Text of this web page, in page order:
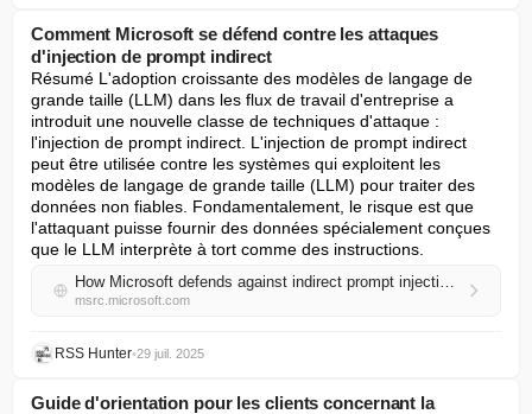
Comment Microsoft se défend contre les attaques
d'injection de prompt indirect
Résumé L'adoption croissante des modèles de langage de
grande taille (LLM) dans les flux de travail d'entreprise a
introduit une nouvelle classe de techniques d'attaque :
l'injection de prompt indirect. L'injection de prompt indirect
peut être utilisée contre les systèmes qui exploitent les
modèles de langage de grande taille (LLM) pour traiter des
données non fiables. Fondamentalement, le risque est que
l'attaquant puisse fournir des données spécialement conçues
que le LLM interprète à tort comme des instructions.
How Microsoft defends against indirect prompt injection attacks
msrc.microsoft.com
RSS Hunter•29 juil. 2025
Guide d'orientation pour les clients concernant la